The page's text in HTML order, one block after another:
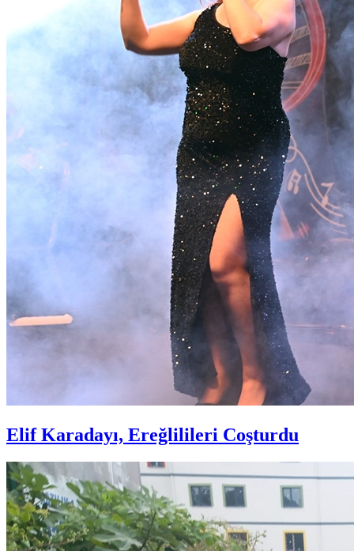
Elif Karadayı, Ereğlilileri Coşturdu